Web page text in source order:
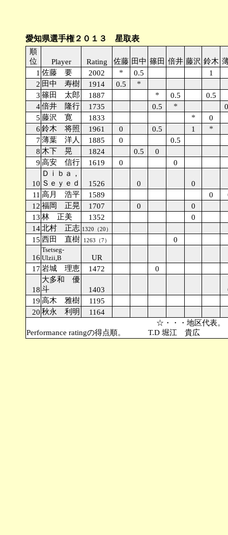
愛知県選手権２０１３ 星取表
順
位
Player Rating 佐藤 田中 篠田 倍井 藤沢 鈴木
1 佐藤 要 2002 * 0.5 1
2 田中 寿樹 1914 0.5 *
3 篠田 太郎 1887 * 0.5
0.5
4倍井 隆行 1735 0.5 *
5 藤沢 寛 1833 *
0
6 鈴木 将照 1961 0 0.5 1 *
7 薄葉 洋人 1885 0 0.5
8 木下 晃 1824 0.5
0
9 高安 信行 1619 0 0
10
Ｄｉｂａ，
Ｓｅｙｅｄ
1526 0
0
11 高月 浩平 1589 0
12 福岡 正晃 1707 0
0
13 林 正美 1352
0
14北村 正志 1320（20）
15 西田 直樹 1263（7） 0
16
Tsetseg-
Ulzii,B
UR
17 岩城 理恵 1472 0
18
大多和 優
斗
1403
19 高木 雅樹
1195
20 秋永 利明
1164
☆・・・地区代表。
Performance ratingの得点順。 T.D 堀江 貴広